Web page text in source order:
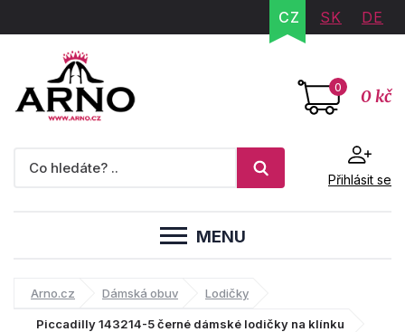
CZ SK DE
0 0 kč
Přihlásit se
MENU
Arno.cz Dámská obuv Lodičky
Piccadilly 143214-5 černé dámské lodičky na klínku